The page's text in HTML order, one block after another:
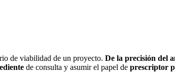
de viabilidad de un proyecto. De la precisión del
de consulta y asumir el papel de prescriptor